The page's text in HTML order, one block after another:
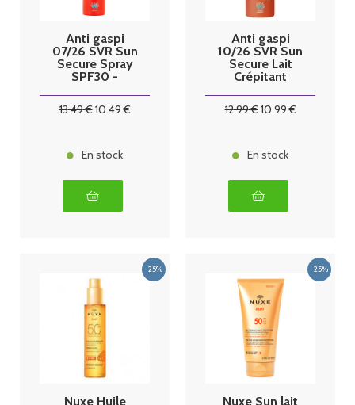
Anti gaspi
07/26 SVR Sun
Secure Spray
SPF30 -
13.49€10.49€
En stock
Anti gaspi
10/26 SVR Sun
Secure Lait
Crépitant
ml
12.99€10.99€
En stock
Nuxe Huile
Nuxe Sun lait